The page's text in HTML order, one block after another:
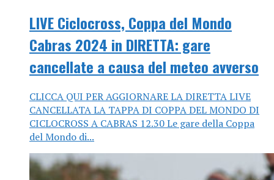
LIVE Ciclocross, Coppa del Mondo
Cabras 2024 in DIRETTA: gare
cancellate a causa del meteo avverso
CLICCA QUI PER AGGIORNARE LA DIRETTA LIVE
CANCELLATA LA TAPPA DI COPPA DEL MONDO DI
CICLOCROSS A CABRAS 12.30 Le gare della Coppa
del Mondo di...